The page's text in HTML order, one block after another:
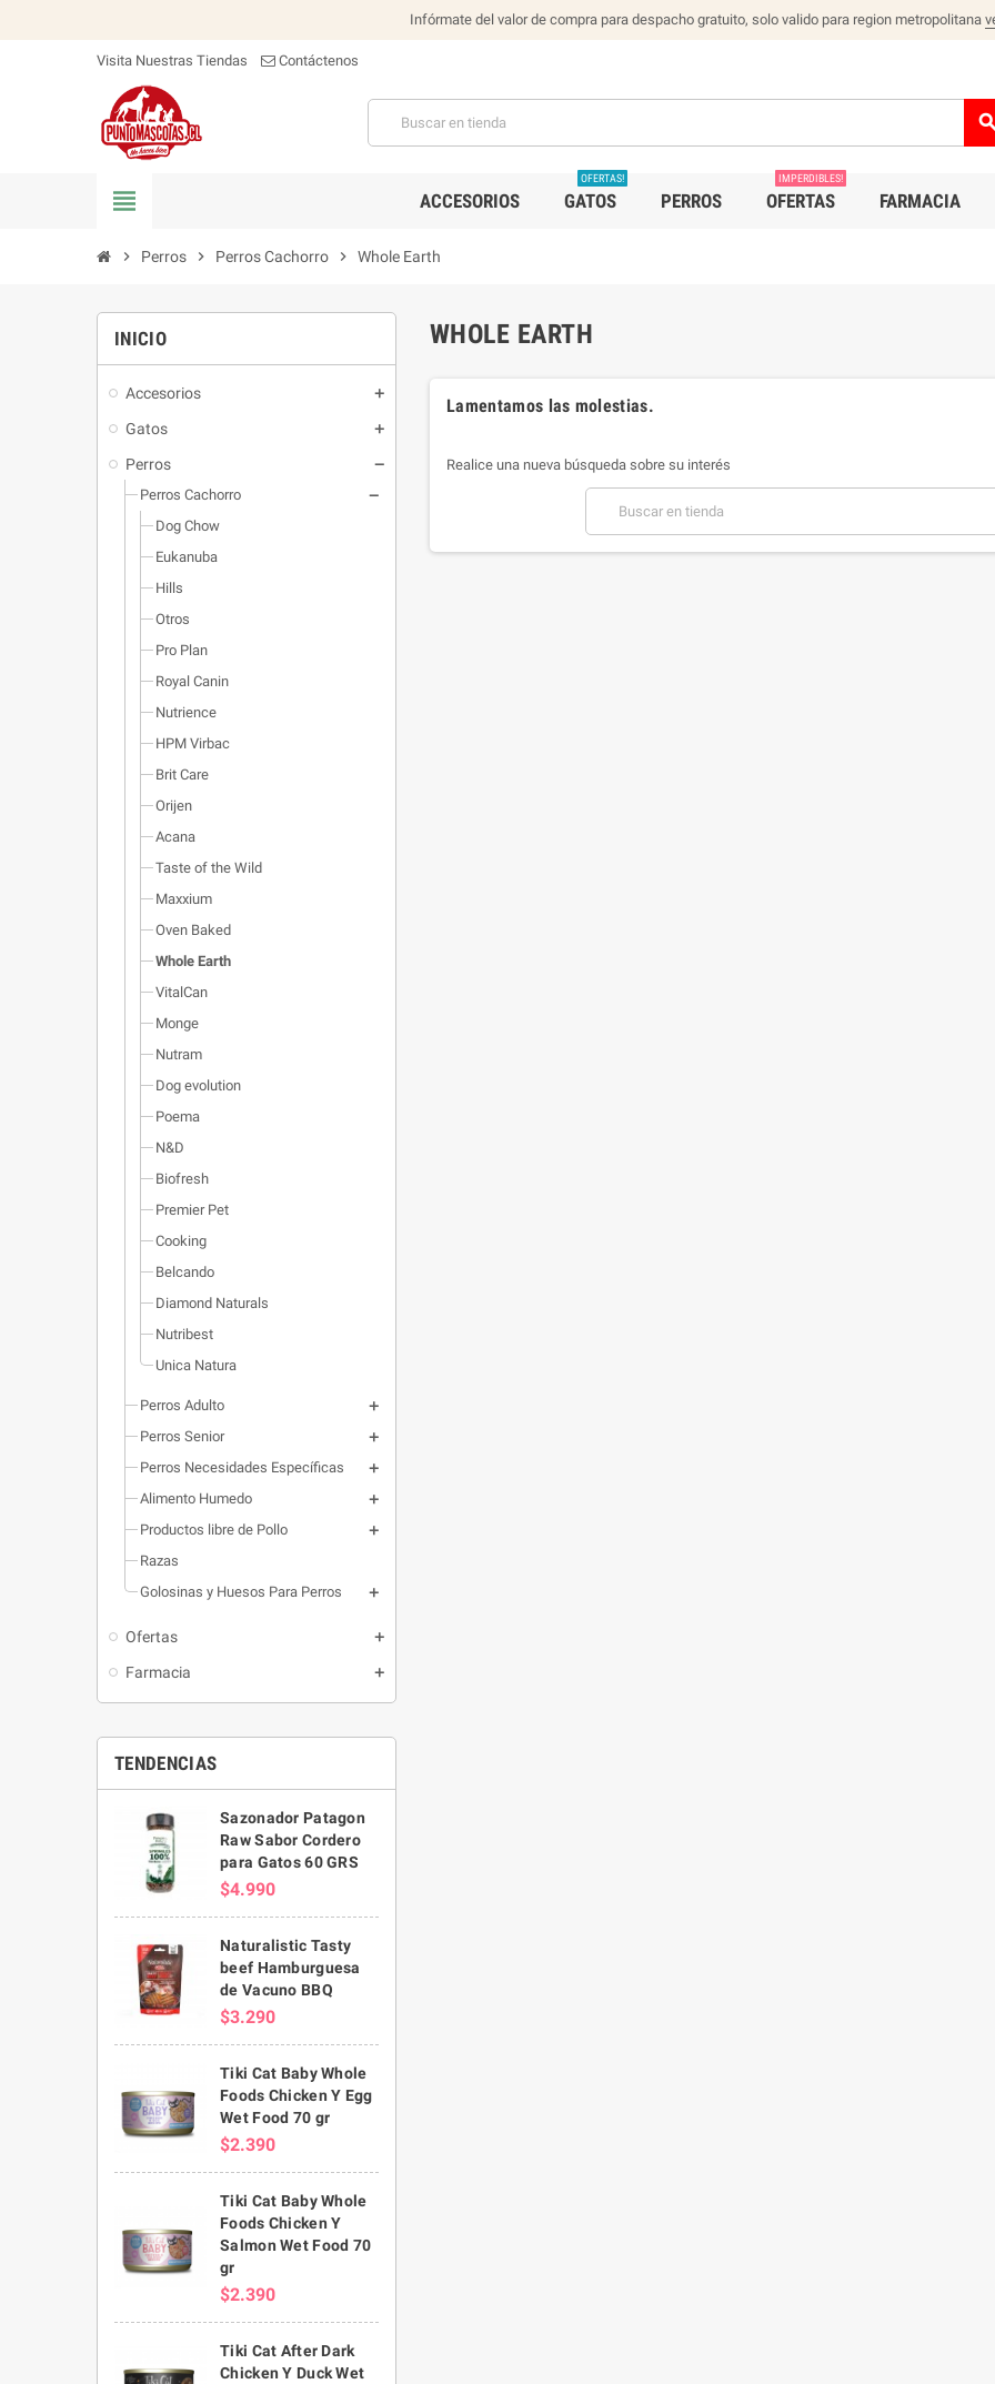
Infórmate del valor de compra para despacho gratuito, solo valido para region metropolitana
Visita Nuestras Tiendas Contáctenos
view_headline ACCESORIOS GATOS
OFERTAS!
PERROS OFERTAS
IMPERDIBLES!
FARMACIA
chevron_right Perros chevron_right Perros Cachorro chevron_right Whole Earth
INICIO
Accesorios
Gatos
Perros
Perros Cachorro
Dog Chow
Eukanuba
Hills
Otros
Pro Plan
Royal Canin
Nutrience
HPM Virbac
Brit Care
Orijen
Acana
Taste of the Wild
Maxxium
Oven Baked
Whole Earth
VitalCan
Monge
Nutram
Dog evolution
Poema
N&D
Biofresh
Premier Pet
Cooking
Belcando
Diamond Naturals
Nutribest
Unica Natura
Perros Adulto
Perros Senior
Perros Necesidades Específicas
Alimento Humedo
Productos libre de Pollo
Razas
Golosinas y Huesos Para Perros
Ofertas
Farmacia
TENDENCIAS
Sazonador Patagon
Raw Sabor Cordero
para Gatos 60 GRS
$4.990
Naturalistic Tasty
beef Hamburguesa
de Vacuno BBQ
$3.290
Tiki Cat Baby Whole
Foods Chicken Y Egg
Wet Food 70 gr
$2.390
Tiki Cat Baby Whole
Foods Chicken Y
Salmon Wet Food 70
gr
$2.390
Tiki Cat After Dark
Chicken Y Duck Wet
WHOLE EARTH
Lamentamos las molestias.
Realice una nueva búsqueda sobre su interés